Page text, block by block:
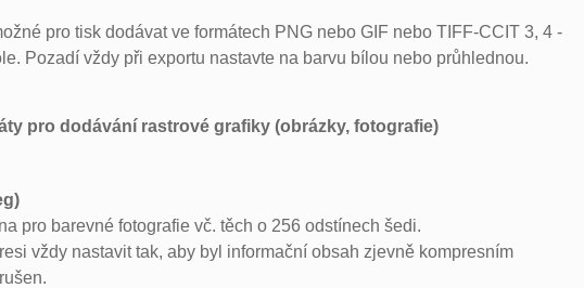
pro tisk dodávat ve formátech PNG nebo GIF nebo TIFF-CCIT 3, 4 -
Pozadí vždy při exportu nastavte na barvu bílou nebo průhlednou.
pro dodávání rastrové grafiky (obrázky, fotografie)
pro barevné fotografie vč. těch o 256 odstínech šedi.
vždy nastavit tak, aby byl informační obsah zjevně kompresním